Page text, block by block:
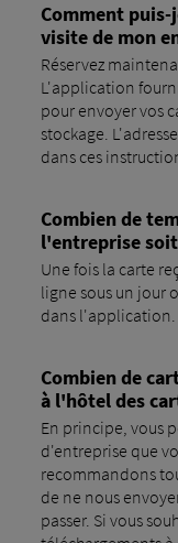
Comment puis-
visite de mon
Réservez
L'application
pour envoyer vos
stockage.
dans ces
Combien de
l'entreprise
Une fois la carte
ligne sous un jour
dans l'application.
Combien de
à l'hôtel des
En principe, vous
d'entreprise que
recommandons
de ne nous
passer. Si vous